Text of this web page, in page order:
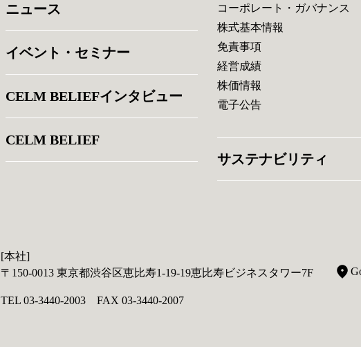
ニュース
イベント・セミナー
CELM BELIEFインタビュー
CELM BELIEF
コーポレート・ガバナンス
株式基本情報
免責事項
経営成績
株価情報
電子公告
サステナビリティ
[本社]
〒150-0013 東京都渋谷区恵比寿1-19-19恵比寿ビジネスタワー7F
TEL 03-3440-2003 FAX 03-3440-2007